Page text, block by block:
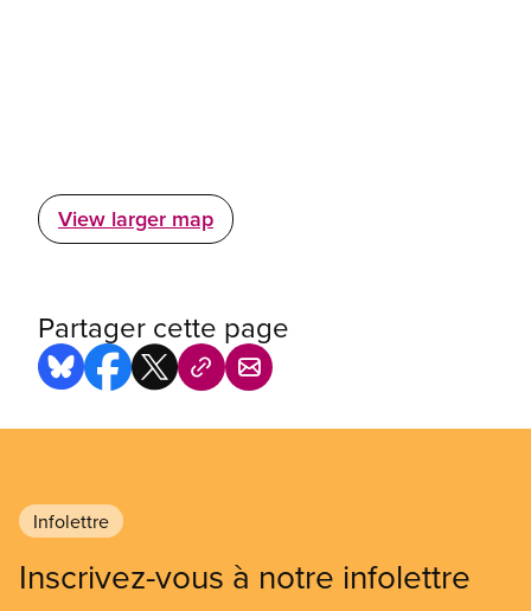
View larger map
Partager cette page
Infolettre
Inscrivez-vous à notre infolettre